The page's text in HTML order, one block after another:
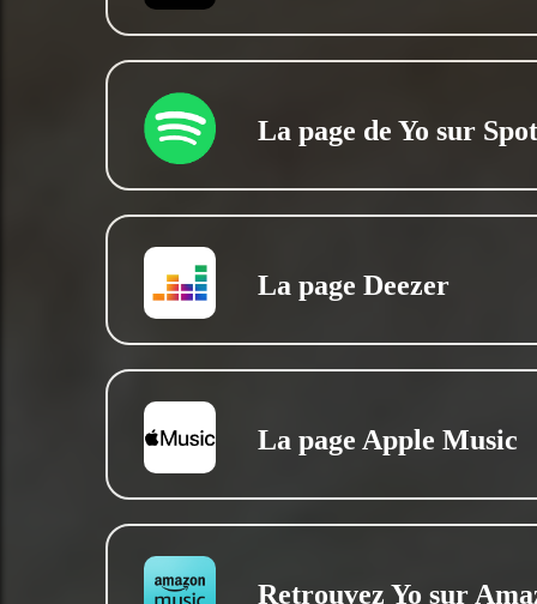
La page de Yo sur
La page Deezer
La page Apple Music
Retrouvez Yo sur